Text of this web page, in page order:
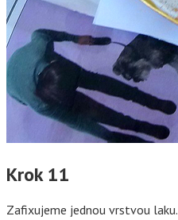
Krok 11
Zafixujeme jednou vrstvou laku.